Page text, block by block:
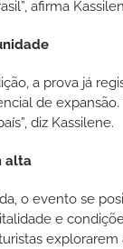
afirma
a prova já
de
diz Kassilene.
alta
o evento se
e